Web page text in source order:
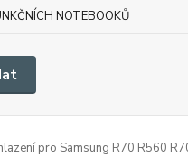
NOTEBOOKŮ
pro Samsung R70 R560